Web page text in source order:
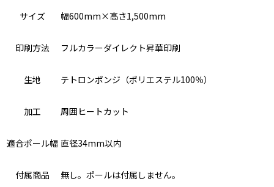
サイズ 幅600mm×高さ1,500mm
印刷方法 フルカラーダイレクト昇華印刷
生地 テトロンポンジ（ポリエステル100％）
加工 周囲ヒートカット
適合ポール幅 直径34mm以内
付属商品 無し。ポールは付属しません。